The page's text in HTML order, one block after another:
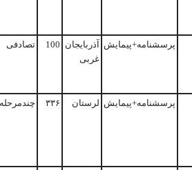
پرسشنامه+پیمایش
آذربایجان
غربی
100 تصادفی
پرسشنامه+پیمایش لرستان ۳۳۶